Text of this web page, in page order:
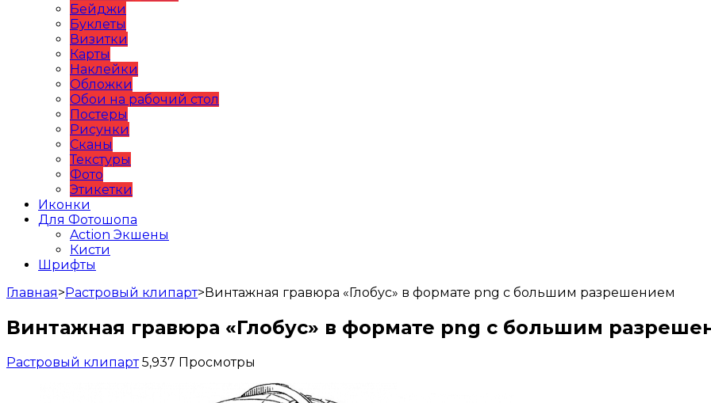
Бейджи
Буклеты
Визитки
Карты
Наклейки
Обложки
Обои на рабочий стол
Постеры
Рисунки
Сканы
Текстуры
Фото
Этикетки
Иконки
Для Фотошопа
Action Экшены
Кисти
Шрифты
Главная>Растровый клипарт>Винтажная гравюра «Глобус» в формате png с большим разрешением
Винтажная гравюра «Глобус» в формате png с большим
Растровый клипарт 5,937 Просмотры